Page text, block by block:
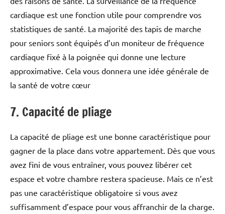
cardiaque est une fonction utile pour comprendre vos
statistiques de santé. La majorité des tapis de marche
pour seniors sont équipés d’un moniteur de fréquence
cardiaque fixé à la poignée qui donne une lecture
approximative. Cela vous donnera une idée générale de
la santé de votre cœur
7. Capacité de pliage
La capacité de pliage est une bonne caractéristique pour
gagner de la place dans votre appartement. Dès que vous
avez fini de vous entraîner, vous pouvez libérer cet
espace et votre chambre restera spacieuse. Mais ce n’est
pas une caractéristique obligatoire si vous avez
suffisamment d’espace pour vous affranchir de la charge.